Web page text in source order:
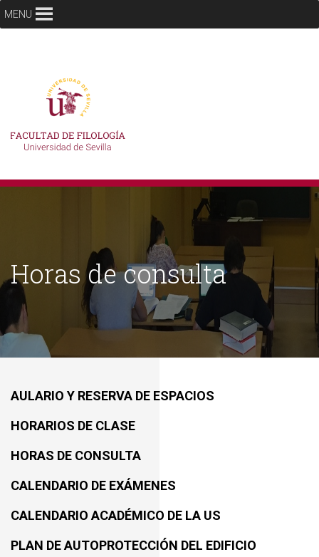
MENU
Horas de consulta
AULARIO Y RESERVA DE ESPACIOS
HORARIOS DE CLASE
HORAS DE CONSULTA
CALENDARIO DE EXÁMENES
CALENDARIO ACADÉMICO DE LA US
PLAN DE AUTOPROTECCIÓN DEL EDIFICIO